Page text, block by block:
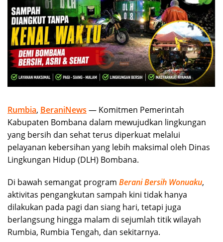
Rumbia, BeraniNews — Komitmen Pemerintah
Kabupaten Bombana dalam mewujudkan lingkungan
yang bersih dan sehat terus diperkuat melalui
pelayanan kebersihan yang lebih maksimal oleh Dinas
Lingkungan Hidup (DLH) Bombana.
Di bawah semangat program Berani Bersih Wonuaku,
aktivitas pengangkutan sampah kini tidak hanya
dilakukan pada pagi dan siang hari, tetapi juga
berlangsung hingga malam di sejumlah titik wilayah
Rumbia, Rumbia Tengah, dan sekitarnya.